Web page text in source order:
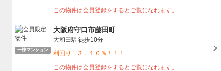
この物件は会員登録をするとご覧になれます。
一棟マンション
大阪府守口市藤田町
大和田駅 徒歩10分
利回り１３．１０％！！！
この物件は会員登録をするとご覧になれます。